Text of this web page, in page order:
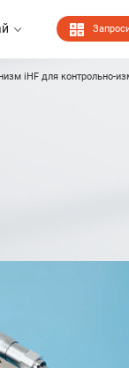
iHF для контрольно-